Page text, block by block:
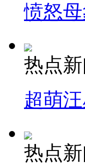
愤怒
热点
超萌
热点